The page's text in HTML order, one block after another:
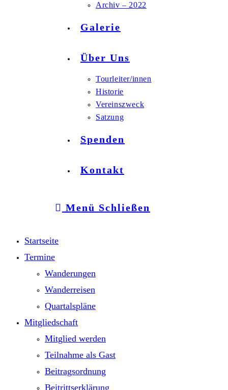
Archiv – 2022
Galerie
Über Uns
Tourleiter/innen
Historie
Vereinszweck
Satzung
Spenden
Kontakt
Menü Schließen
Startseite
Termine
Wanderungen
Wanderreisen
Quartalspläne
Mitgliedschaft
Mitglied werden
Teilnahme als Gast
Beitragsordnung
Beitrittserklärung